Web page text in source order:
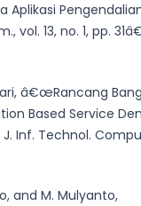
vol. 13, no. 1, pp.
â€œRancang
Based Service
Inf. Technol.
and M. Mulyanto,